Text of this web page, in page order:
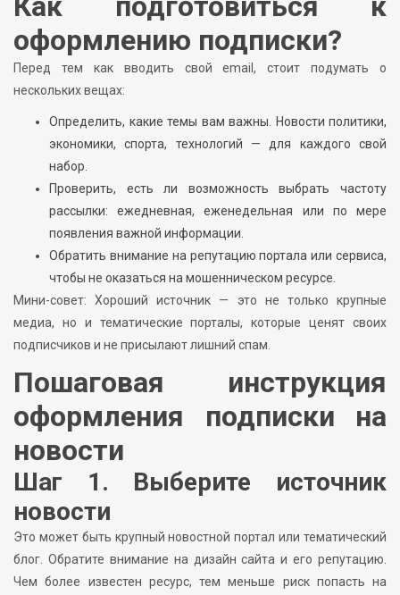
оформлению подписки?
Перед тем как вводить свой email, стоит подумать о
нескольких вещах:
Определить, какие темы вам важны. Новости политики,
экономики, спорта, технологий — для каждого свой
набор.
Проверить, есть ли возможность выбрать частоту
рассылки: ежедневная, еженедельная или по мере
появления важной информации.
Обратить внимание на репутацию портала или сервиса,
чтобы не оказаться на мошенническом ресурсе.
Мини-совет: Хороший источник — это не только крупные
медиа, но и тематические порталы, которые ценят своих
подписчиков и не присылают лишний спам.
Пошаговая инструкция
оформления подписки на
новости
Шаг 1. Выберите источник
новости
Это может быть крупный новостной портал или тематический
блог. Обратите внимание на дизайн сайта и его репутацию.
Чем более известен ресурс, тем меньше риск попасть на